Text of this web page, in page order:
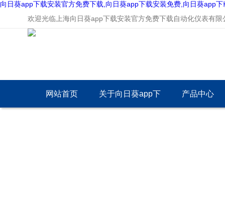
向日葵app下载安装官方免费下载,向日葵app下载安装免费,向日葵app
欢迎光临上海向日葵app下载安装官方免费下载自动化仪表有限公
网站首页 关于向日葵app下 产品中心